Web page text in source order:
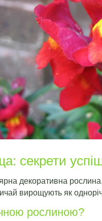
секрети
декоративна рослина,
вирощують як
рослиною?